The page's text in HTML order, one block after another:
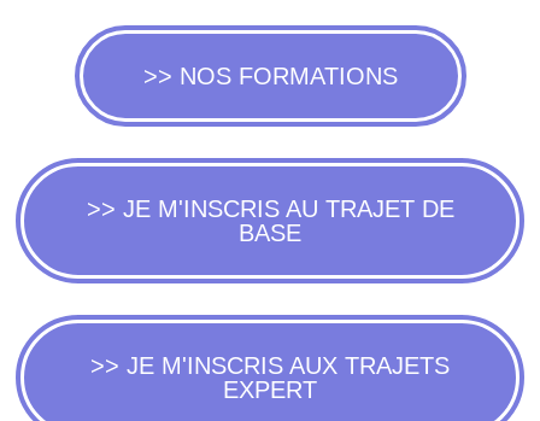
>> NOS FORMATIONS
>> JE M'INSCRIS AU TRAJET DE
BASE
>> JE M'INSCRIS AUX TRAJETS
EXPERT